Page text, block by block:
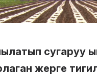
сугаруу
жерге